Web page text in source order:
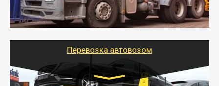
организовать доставку в порт и из порта
стандартных контейнеров на контейнеровозе,
шаландах и площадках (открытых кузовах),
используя надежные крепления.
Перевозка автовозом